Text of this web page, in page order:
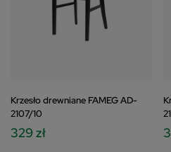
Krzesło drewniane FAMEG AD-
2107/10
329 zł